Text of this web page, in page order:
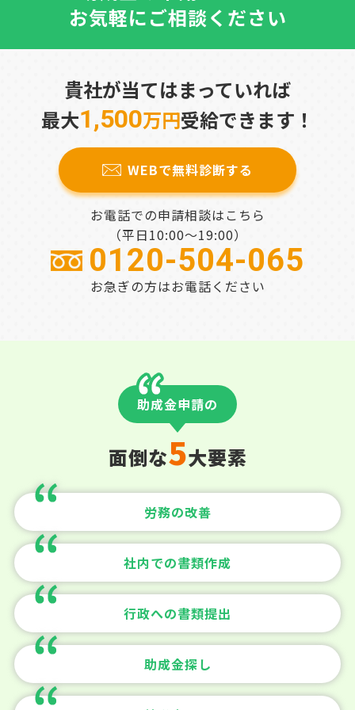
お気軽にご相談ください
貴社が当てはまっていれば
最大1,500万円受給できます！
WEBで無料診断する
お電話での申請相談はこちら
（平日10:00～19:00）
0120-504-065
お急ぎの方はお電話ください
助成金申請の
面倒な5大要素
労務の改善
社内での書類作成
行政への書類提出
助成金探し